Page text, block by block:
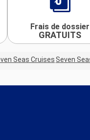
Frais de dossier
GRATUITS
Seas CruisesSeven